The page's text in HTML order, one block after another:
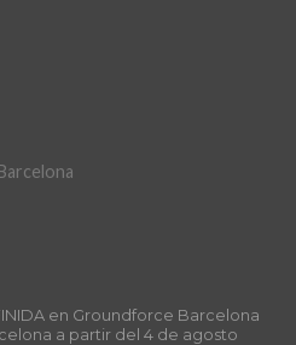
en Groundforce Barcelona
a partir del 4 de agosto